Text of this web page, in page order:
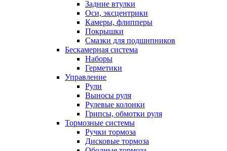
Задние втулки
Оси, эксцентрики
Камеры, флипперы
Покрышки
Смазки для подшипников
Бескамерная система
Наборы
Герметики
Управление
Рули
Выносы руля
Рулевые колонки
Грипсы, обмотки руля
Тормозные системы
Ручки тормоза
Дисковые тормоза